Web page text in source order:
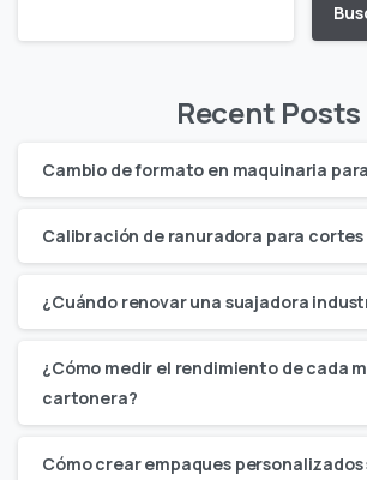
Recent Posts
Cambio de formato en maquinaria
Calibración de ranuradora para cortes
¿Cuándo renovar una suajadora
¿Cómo medir el rendimiento de cada
cartonera?
Cómo crear empaques